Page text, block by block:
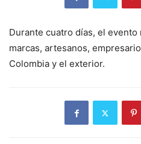
Durante cuatro días, el
marcas, artesanos,
Colombia y el exterior.